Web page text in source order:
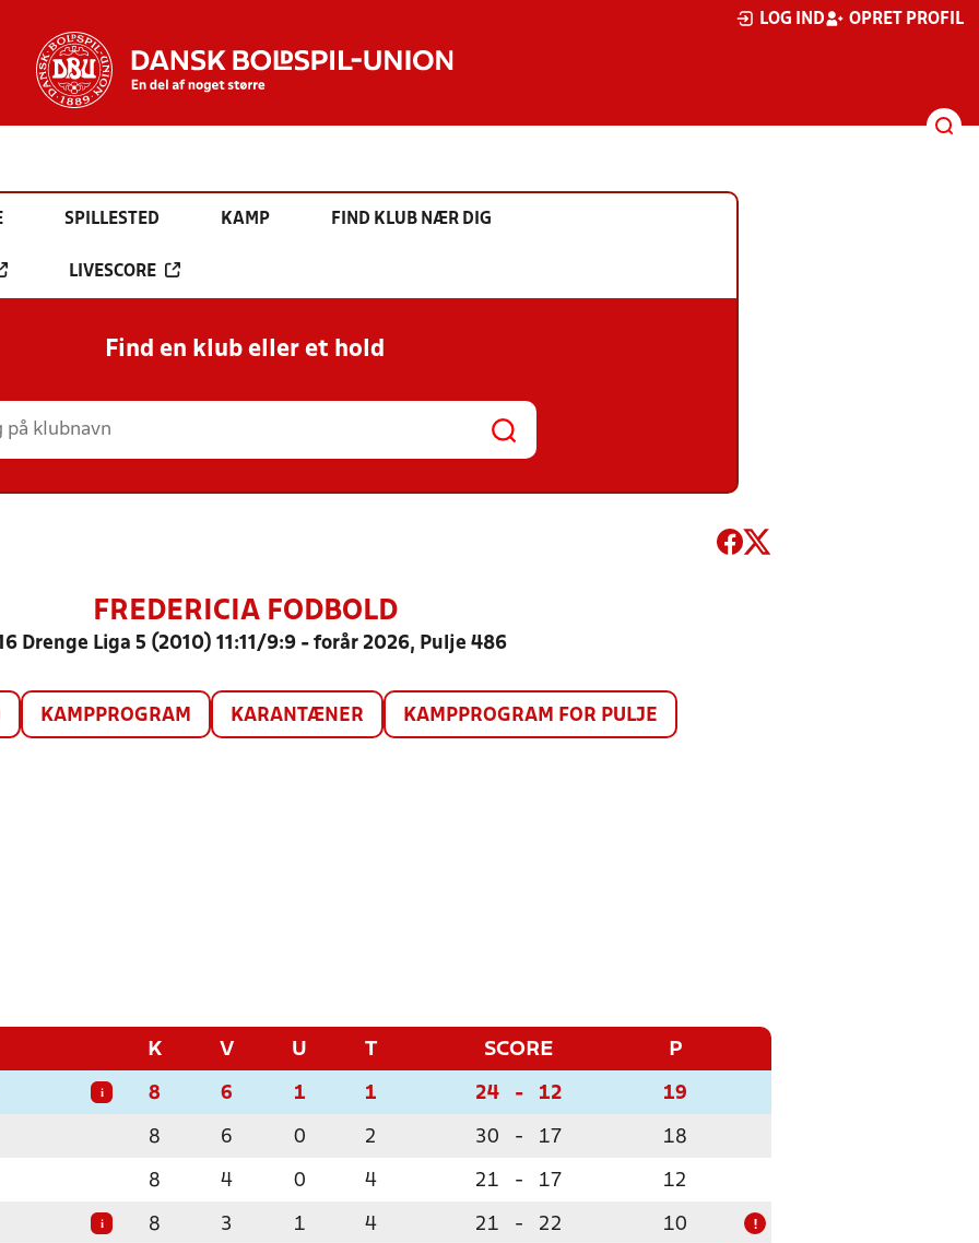
LOG IND OPRET PROFIL
SPILLESTED KAMP FIND KLUB NÆR DIG
LIVESCORE
Find en klub eller et hold
FREDERICIA FODBOLD
Drenge Liga 5 (2010) 11:11/9:9 - forår 2026, Pulje 486
KAMPPROGRAM KARANTÆNER KAMPPROGRAM FOR PULJE
K V U T SCORE P
i 8 6 1 1 24 - 12 19
8 6 0 2 30 - 17 18
8 4 0 4 21 - 17 12
i 8 3 1 4 21 - 22 10 !